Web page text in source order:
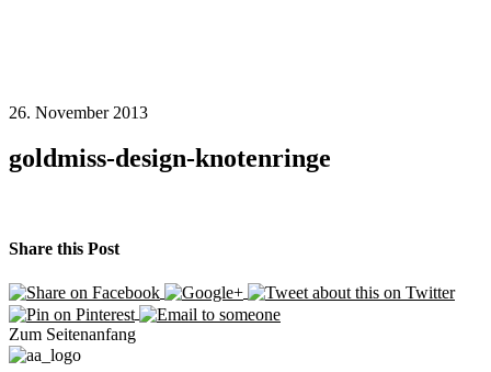
26. November 2013
goldmiss-design-knotenringe
Share this Post
Zum Seitenanfang